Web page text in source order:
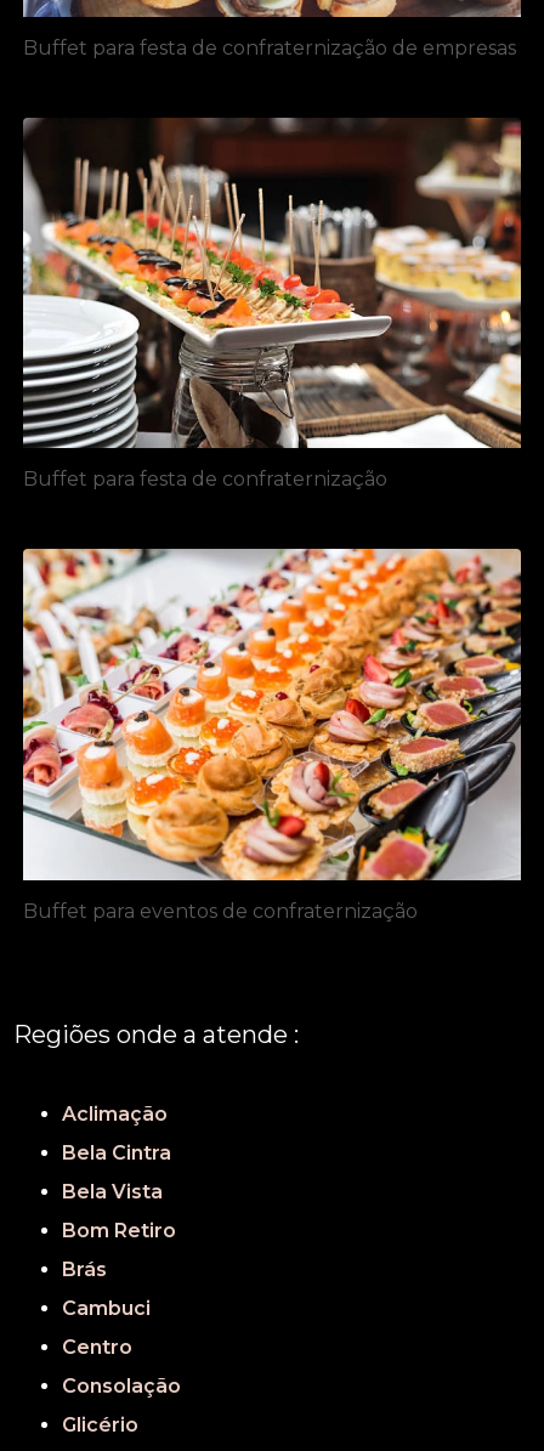
Buffet para festa de confraternização de empresas
Buffet para festa de confraternização
Buffet para eventos de confraternização
Regiões onde a atende :
Aclimação
Bela Cintra
Bela Vista
Bom Retiro
Brás
Cambuci
Centro
Consolação
Glicério